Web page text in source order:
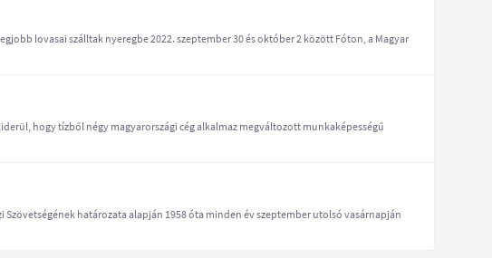
lovasai szálltak nyeregbe 2022. szeptember 30 és október 2 között Fóton, a Magyar
hogy tízből négy magyarországi cég alkalmaz megváltozott munkaképességű
Szövetségének határozata alapján 1958 óta minden év szeptember utolsó vasárnapján